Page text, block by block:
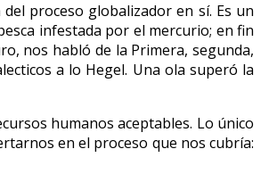
proceso globalizador en sí. Es un
infestada por el mercurio; en fin
nos habló de la Primera, segunda,
a lo Hegel. Una ola superó la
humanos aceptables. Lo único
en el proceso que nos cubría: